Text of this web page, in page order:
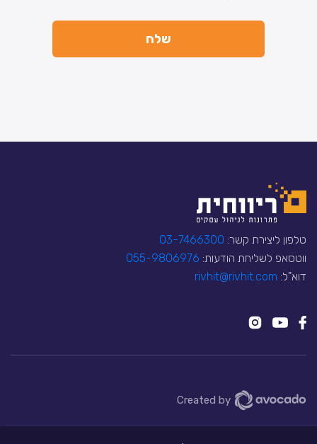
טלפון ליצירת קשר: 03-7466300
ווטסאפ לשליחת הודעות: 055-9806976
דוא"ל: rivhit@rivhit.com
Created by